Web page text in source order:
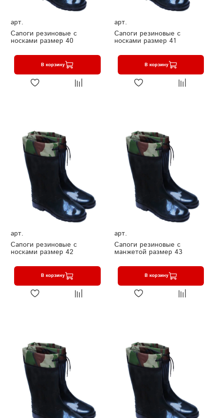
арт.
Сапоги резиновые с
носками размер 40
В корзину
арт.
Сапоги резиновые с
носками размер 41
В корзину
арт.
Сапоги резиновые с
носками размер 42
В корзину
арт.
Сапоги резиновые с
манжетой размер 43
В корзину